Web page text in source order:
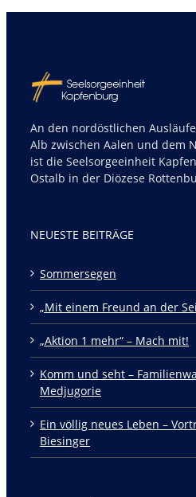
An den nordöstlichen
Alb zwischen Aalen und dem
ist die Seelsorgeeinheit
Ostalb in der Diözese
NEUESTE BEITRÄGE
Sommersegen
„Mit einem Freund an der
„Aktion 1 mehr“ – Mach mit!
Komm und seht –
Medjugorie
Ein völlig neues Leben –
Biesinger